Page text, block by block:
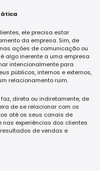
ele precisa estar
da empresa. Sim, de
ações de comunicação ou
algo inerente a uma empresa
intencionalmente para
públicos, internos e externos,
relacionamento ruim.
direta ou indiretamente, de
de se relacionar com os
até os seus canais de
nas experiências dos clientes
de vendas e